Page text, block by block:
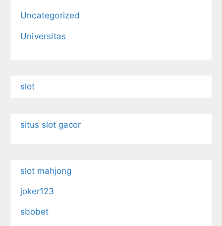
Uncategorized
Universitas
slot
situs slot gacor
slot mahjong
joker123
sbobet